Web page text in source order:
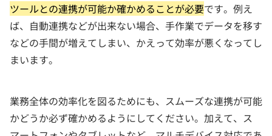
ツールとの連携が可能か確かめることが必要です。例え
ば、自動連携などが出来ない場合、手作業でデータを移す
などの手間が増えてしまい、かえって効率が悪くなってし
まいます。
業務全体の効率化を図るためにも、スムーズな連携が可能
かどうか必ず確かめるようにしてください。加えて、ス